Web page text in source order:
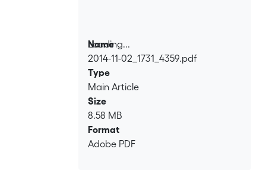
Loading...
Loading...
Name
2014-11-02_1731_4359.pdf
Type
Main Article
Size
8.58 MB
Format
Adobe PDF